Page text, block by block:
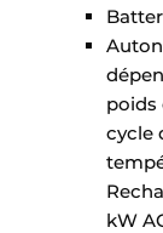
poids
cycle
kW